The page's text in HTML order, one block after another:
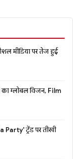
मीडिया पर तेज हुई
ग्लोबल विजन, Film
ट्रेंड पर तीखी